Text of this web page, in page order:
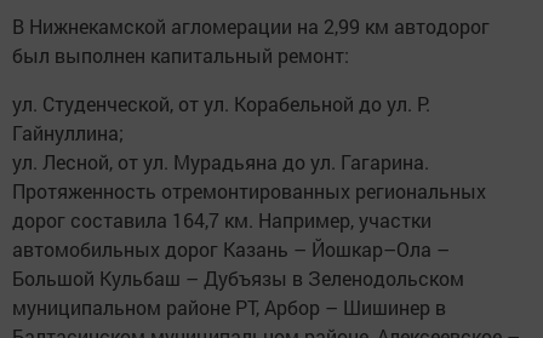
В Нижнекамской агломерации на 2,99 км автодорог
был выполнен капитальный ремонт:
ул. Студенческой, от ул. Корабельной до ул. Р.
Гайнуллина;
ул. Лесной, от ул. Мурадьяна до ул. Гагарина.
Протяженность отремонтированных региональных
дорог составила 164,7 км. Например, участки
автомобильных дорог Казань – Йошкар–Ола –
Большой Кульбаш – Дубъязы в Зеленодольском
муниципальном районе РТ, Арбор – Шишинер в